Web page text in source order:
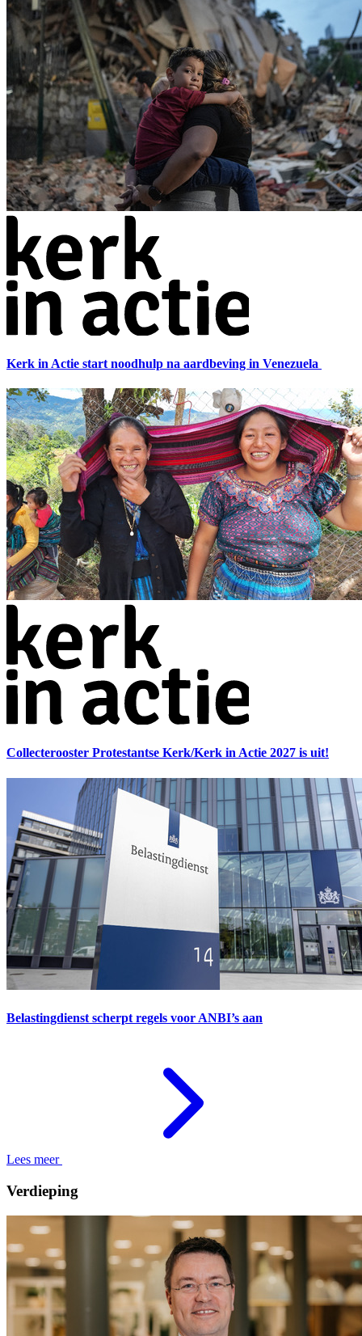
Kerk in Actie start noodhulp na aardbeving in Venezuela
Collecterooster Protestantse Kerk/Kerk in Actie 2027 is uit!
Belastingdienst scherpt regels voor ANBI’s aan
Lees meer
Verdieping